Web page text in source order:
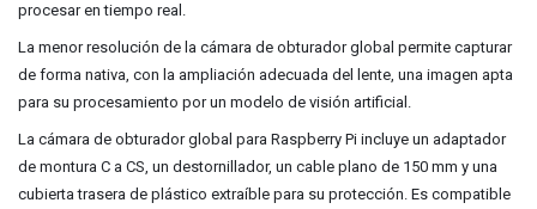
procesar en tiempo real.
La menor resolución de la cámara de obturador global permite capturar
de forma nativa, con la ampliación adecuada del lente, una imagen apta
para su procesamiento por un modelo de visión artificial.
La cámara de obturador global para Raspberry Pi incluye un adaptador
de montura C a CS, un destornillador, un cable plano de 150 mm y una
cubierta trasera de plástico extraíble para su protección. Es compatible